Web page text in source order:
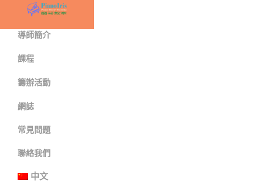
首頁
導師簡介
課程
籌辦活動
網誌
常見問題
聯絡我們
中文